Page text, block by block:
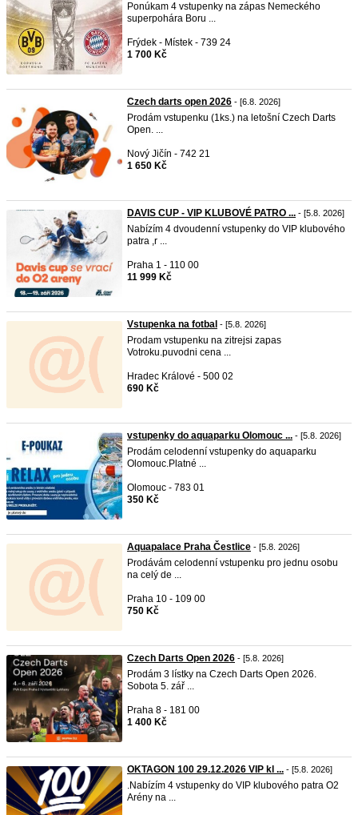
Ponúkam 4 vstupenky na zápas Nemeckého
superpohára Boru ...
Frýdek - Místek - 739 24
1 700 Kč
Czech darts open 2026 - [6.8. 2026]
Prodám vstupenku (1ks.) na letošní Czech Darts
Open. ...
Nový Jičín - 742 21
1 650 Kč
DAVIS CUP - VIP KLUBOVÉ PATRO ... - [5.8. 2026]
Nabízím 4 dvoudenní vstupenky do VIP klubového
patra ,r ...
Praha 1 - 110 00
11 999 Kč
Vstupenka na fotbal - [5.8. 2026]
Prodam vstupenku na zitrejsi zapas
Votroku.puvodni cena ...
Hradec Králové - 500 02
690 Kč
vstupenky do aquaparku Olomouc ... - [5.8. 2026]
Prodám celodenní vstupenky do aquaparku
Olomouc.Platné ...
Olomouc - 783 01
350 Kč
Aquapalace Praha Čestlice - [5.8. 2026]
Prodávám celodenní vstupenku pro jednu osobu
na celý de ...
Praha 10 - 109 00
750 Kč
Czech Darts Open 2026 - [5.8. 2026]
Prodám 3 lístky na Czech Darts Open 2026.
Sobota 5. zář ...
Praha 8 - 181 00
1 400 Kč
OKTAGON 100 29.12.2026 VIP kl ... - [5.8. 2026]
.Nabízím 4 vstupenky do VIP klubového patra O2
Arény na ...